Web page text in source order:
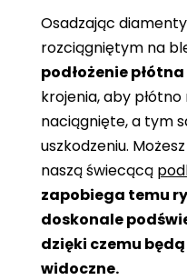
Osadzając
rozciągniętym na
podłożenie płótna
krojenia, aby
naciągnięte, a tym
uszkodzeniu.
naszą świecącą
zapobiega temu
doskonale
dzięki czemu
widoczne.